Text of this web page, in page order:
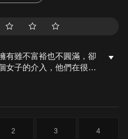
有雖不富裕也不圓滿，卻
女子的介入，他們在很短
2 3 4